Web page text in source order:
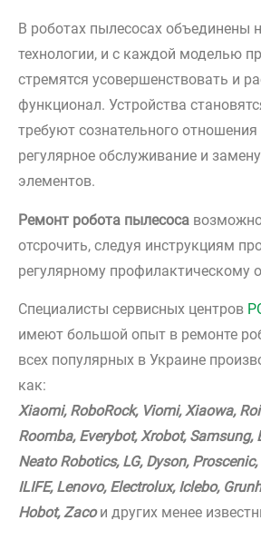
В роботах пылесосах объединены
технологии, и с каждой моделью
стремятся усовершенствовать и
функционал. Устройства
требуют сознательного
регулярное обслуживание и
элементов.
Ремонт робота пылесоса
отсрочить, следуя инструкциям
регулярному профилактическому
Специалисты сервисных центров
имеют большой опыт в ремонте
всех популярных в Украине
как:
Xiaomi, RoboRock, Viomi, Xiaowa,
Roomba, Everybot, Xrobot, Samsung,
Neato Robotics, LG, Dyson,
ILIFE, Lenovo, Electrolux, Iclebo,
Hobot, Zacoи других менее